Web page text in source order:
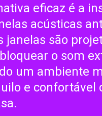
eficaz é a
acústicas
janelas são
o som
um ambiente
e confortável